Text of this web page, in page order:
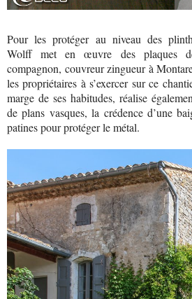
Pour les protéger au niveau des
Wolff met en œuvre des plaques
compagnon, couvreur zingueur à
les propriétaires à s’exercer sur ce
marge de ses habitudes, réalise
de plans vasques, la crédence d’une
patines pour protéger le métal.